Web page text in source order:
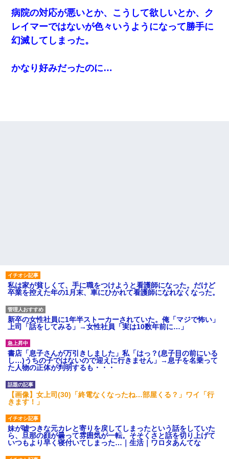
病院の対応が悪いとか、こうして欲しいとか、ク
レイマーではないが色々いうようになって勝手に
幻滅してしまった。
かなり好みだったのに…
私は家が貧しくて、手に職をつけようと看護師になった。だけど
卒業を控えた年の1月末、車にひかれて看護師になれなくなった。
新卒の女性社員に1年半ストーカーされていた。俺「マジで怖い」
上司「話をしてみる」→女性社員「実は10数年前に…」
書店「息子さんが万引きしました」私「はっ？(息子目の前にいる
し…)うちの子ではないので迎えに行きません」→息子を名乗って
た人物の正体が判明するも・・・
【画像】女上司(30)「終電なくなったね…部屋くる？」ワイ「行
きます！」
妹が嘘つきな元カレと寄りを戻してしまったという話をしていた
ら、旦那の顔が曇って雰囲気が一転。そそくさと話を切り上げて
いつもより早く寝付いてしまった…｜生活｜ワロタあんてな